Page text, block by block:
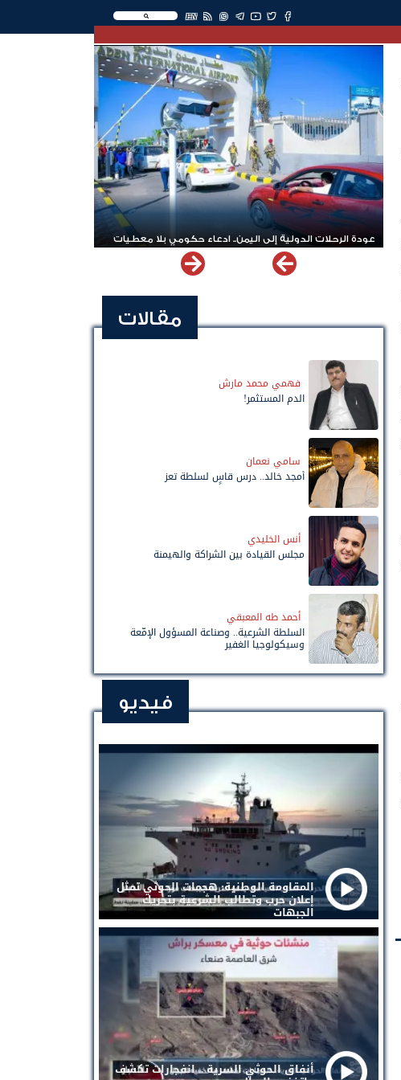
EN
عودة الرحلات الدولية إلى اليمن.. ادعاء حكومي بلا معطيات
مقالات
فهمي محمد مارش
الدم المستثمر!
سامي نعمان
أمجد خالد.. درس قاسٍ لسلطة تعز
أنس الخليدي
مجلس القيادة بين الشراكة والهيمنة
أحمد طه المعبقي
السلطة الشرعية.. وصناعة المسؤول الإمّعة
وسيكولوجيا الغفير
فيديو
المقاومة الوطنية: هجمات الحوثي تمثل
إعلان حرب وتطالب الشرعية بتحريك
الجبهات
أنفاق الحوثي السرية .. انفجارات تكشف